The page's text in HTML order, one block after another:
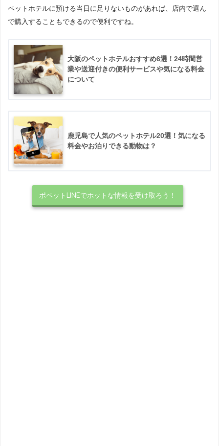
ペットホテルに預ける当日に足りないものがあれば、店内で選ん
で購入することもできるので便利ですね。
大阪のペットホテルおすすめ6選！24時間営
業や送迎付きの便利サービスや気になる料金
について
鹿児島で人気のペットホテル20選！気になる
料金やお泊りできる動物は？
ポペットLINEでホットな情報を受け取ろう！